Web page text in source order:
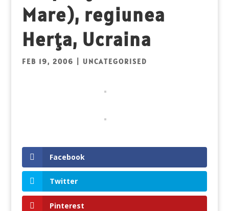
Mare), regiunea
Herţa, Ucraina
FEB 19, 2006 | UNCATEGORISED
Facebook
Twitter
Pinterest